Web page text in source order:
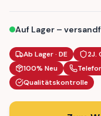
Auf Lager –
Ab Lager · DE 2J.
100% Neu
Qualitätskontrolle